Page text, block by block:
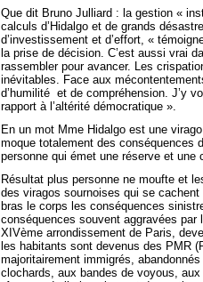
Que dit Bruno Julliard : la gestion «
calculs d’Hidalgo et de grands
d’investissement et d’effort, «
la prise de décision. C’est aussi vrai
rassembler pour avancer. Les
inévitables. Face aux
d’humilité et de compréhension. J’y
rapport à l’altérité démocratique ».
En un mot Mme Hidalgo est une
moque totalement des conséquences
personne qui émet une réserve et une
Résultat plus personne ne moufte et
des viragos sournoises qui se
bras le corps les conséquences
conséquences souvent aggravées
XIVème arrondissement de Paris,
les habitants sont devenus des PMR
majoritairement immigrés,
clochards, aux bandes de voyous,